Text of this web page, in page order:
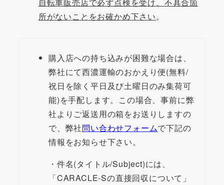
所がないことをお確かめ下さい。
購入店への持ち込みが困難な場合は、
弊社にて西濃運輸のおかえり便(無料/
祝日を除く平日及び土曜日のみ集荷可
能)を手配します。この場合、事前に弊
社よりご返送用の箱をお送りしますの
で、弊社問い合わせフォームで下記の
情報をお知らせ下さい。
・件名(タイトル/Subject)には、
「CARACLE-Sの直接回収について」